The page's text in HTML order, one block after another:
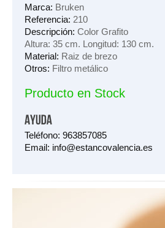
Marca: Bruken
Referencia: 210
Descripción: Color Grafito
Altura: 35 cm. Longitud: 130 cm.
Material: Raiz de brezo
Otros: Filtro metálico
Producto en Stock
Teléfono: 963857085
Email: info@estancovalencia.es